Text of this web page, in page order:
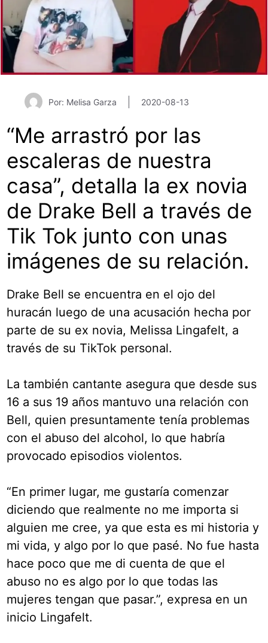
Por: Melisa Garza 2020-08-13
“Me arrastró por las
escaleras de nuestra
casa”, detalla la ex novia
de Drake Bell a través de
Tik Tok junto con unas
imágenes de su relación.
Drake Bell se encuentra en el ojo del
huracán luego de una acusación hecha por
parte de su ex novia, Melissa Lingafelt, a
través de su TikTok personal.
La también cantante asegura que desde sus
16 a sus 19 años mantuvo una relación con
Bell, quien presuntamente tenía problemas
con el abuso del alcohol, lo que habría
provocado episodios violentos.
“En primer lugar, me gustaría comenzar
diciendo que realmente no me importa si
alguien me cree, ya que esta es mi historia y
mi vida, y algo por lo que pasé. No fue hasta
hace poco que me di cuenta de que el
abuso no es algo por lo que todas las
mujeres tengan que pasar.”, expresa en un
inicio Lingafelt.